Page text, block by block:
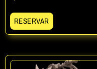
RESERVAR